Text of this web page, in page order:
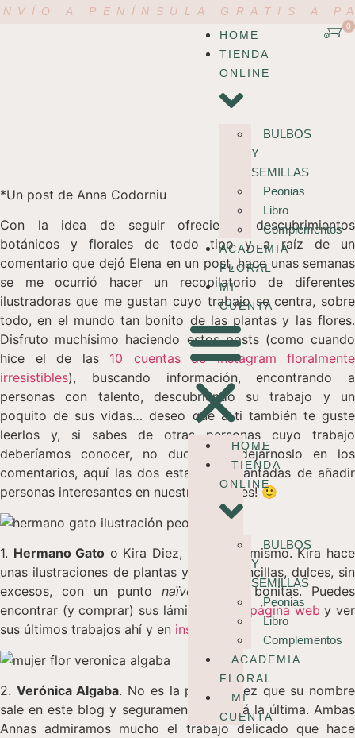
A PENÍNSULA GRATIS A
HOME
TIENDA
ONLINE
BULBOS
Y
SEMILLAS
Peonias
Libro
Complementos
ACADEMIA
FLORAL
MI
CUENTA
HOME
TIENDA
ONLINE
BULBOS
Y
SEMILLAS
Peonias
Libro
Complementos
ACADEMIA
FLORAL
MI
CUENTA
0
*Un post de Anna Codorniu
Con la idea de seguir ofreciendo descubrimientos
botánicos y florales de todo tipo y a raíz de un
comentario que dejó Elena en un post, hace unas semanas
se me ocurrió hacer un recopilatorio de diferentes
ilustradoras que me gustan cuyo trabajo se centra, sobre
todo, en el mundo tan bonito de las plantas y las flores.
Disfruto muchísimo haciendo estos posts (como cuando
hice el de las 10 cuentas de instagram floralmente
irresistibles), buscando información, encontrando a
personas con talento, descubriendo su trabajo y un
poquito de sus vidas… deseo que a ti también te guste
leerlos y, si sabes de otras personas cuyo trabajo
deberíamos conocer, no dudes en dejárnoslo en los
comentarios, aquí las dos estamos encantadas de añadir
personas interesantes en nuestros radares! 🙂
1. Hermano Gato o Kira Diez, que es lo mismo. Kira hace
unas ilustraciones de plantas y flores sencillas, dulces, sin
excesos, con un punto naïve
y muy bonitas. Puedes
encontrar (y comprar) sus láminas en
su página web y ver
sus últimos trabajos ahí y en instagram
2. Verónica Algaba. No es la primera vez que su nombre
sale en este blog y seguramente no será la última. Ambas
Annas admiramos mucho el trabajo delicado que hace